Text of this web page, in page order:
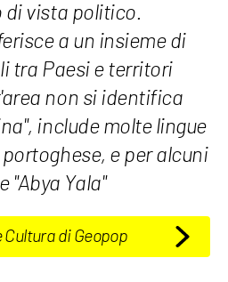
di vista politico.
a un insieme di
tra Paesi e territori
non si identifica
include molte lingue
e per alcuni
"Abya Yala"
di Geopop